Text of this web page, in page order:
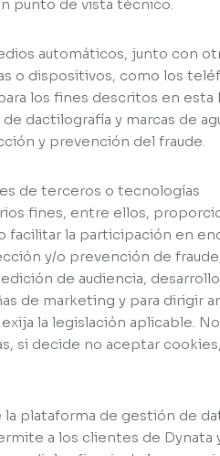
punto de vista técnico.
automáticos, junto con
o dispositivos, como los
los fines descritos en esta
dactilografía y marcas de
y prevención del fraude.
de terceros o tecnologías
fines, entre ellos,
facilitar la participación en
y/o prevención de
de audiencia,
de marketing y para dirigir
la legislación aplicable. No
si decide no aceptar
la plataforma de gestión de
a los clientes de Dynata